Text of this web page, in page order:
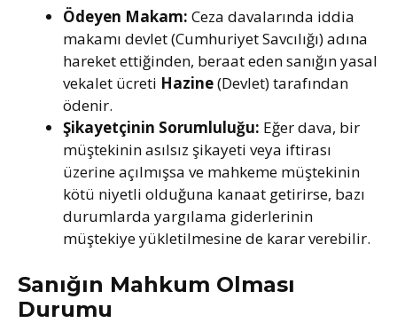
Ödeyen Makam: Ceza davalarında iddia
makamı devlet (Cumhuriyet Savcılığı) adına
hareket ettiğinden, beraat eden sanığın yasal
vekalet ücreti Hazine(Devlet) tarafından
ödenir.
Şikayetçinin Sorumluluğu: Eğer dava, bir
müştekinin asılsız şikayeti veya iftirası
üzerine açılmışsa ve mahkeme müştekinin
kötü niyetli olduğuna kanaat getirirse, bazı
durumlarda yargılama giderlerinin
müştekiye yükletilmesine de karar verebilir.
Sanığın Mahkum Olması
Durumu